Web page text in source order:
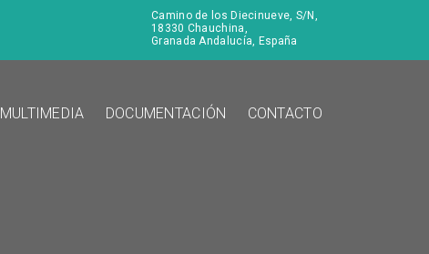
Camino de los Diecinueve, S/N,
18330 Chauchina,
Granada Andalucía, España
MULTIMEDIA DOCUMENTACIÓN CONTACTO